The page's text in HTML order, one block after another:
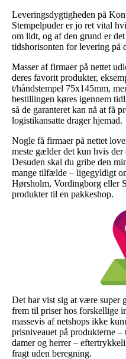
Leveringsdygtigheden på
Stempelpuder er jo ret vital
om lidt, og af den grund er
tidshorisonten for levering på
Masser af firmaer på nettet
deres favorit produkter,
t/håndstempel 75x145mm,
bestillingen køres igennem
så de garanteret kan nå at få
logistikansatte drager hjemad.
Nogle få firmaer på nettet
meste gælder det kun hvis der
Desuden skal du gribe den
mange tilfælde – ligegyldigt
Hørsholm, Vordingborg eller
produkter til en pakkeshop.
Det har vist sig at være super
frem til priser hos forskellige
massevis af netshops ikke
prisniveauet på produkterne
damer og herrer –
fragt uden beregning.